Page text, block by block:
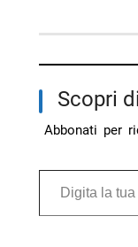
Scopri
Abbonati per
Digita la tua e-mail...